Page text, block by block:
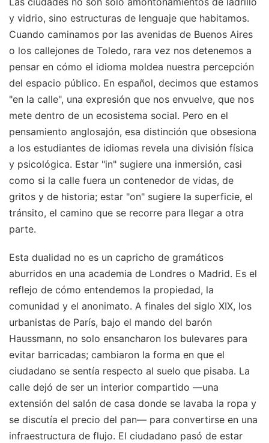
y vidrio, sino estructuras de lenguaje que habitamos.
Cuando caminamos por las avenidas de Buenos Aires
o los callejones de Toledo, rara vez nos detenemos a
pensar en cómo el idioma moldea nuestra percepción
del espacio público. En español, decimos que estamos
"en la calle", una expresión que nos envuelve, que nos
mete dentro de un ecosistema social. Pero en el
pensamiento anglosajón, esa distinción que obsesiona
a los estudiantes de idiomas revela una división física
y psicológica. Estar "in" sugiere una inmersión, casi
como si la calle fuera un contenedor de vidas, de
gritos y de historia; estar "on" sugiere la superficie, el
tránsito, el camino que se recorre para llegar a otra
parte.
Esta dualidad no es un capricho de gramáticos
aburridos en una academia de Londres o Madrid. Es el
reflejo de cómo entendemos la propiedad, la
comunidad y el anonimato. A finales del siglo XIX, los
urbanistas de París, bajo el mando del barón
Haussmann, no solo ensancharon los bulevares para
evitar barricadas; cambiaron la forma en que el
ciudadano se sentía respecto al suelo que pisaba. La
calle dejó de ser un interior compartido —una
extensión del salón de casa donde se lavaba la ropa y
se discutía el precio del pan— para convertirse en una
infraestructura de flujo. El ciudadano pasó de estar